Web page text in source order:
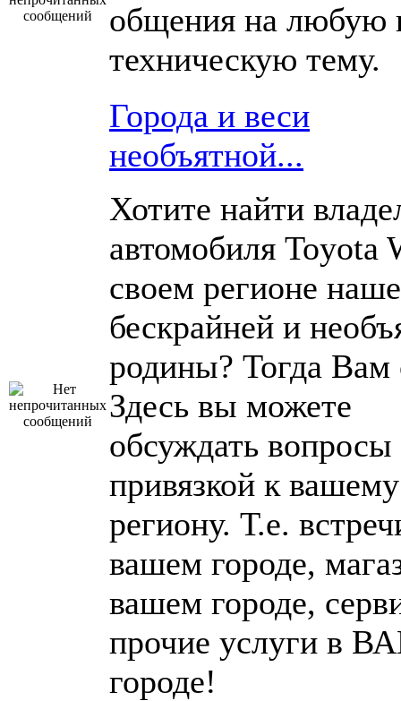
общения на любую
техническую тему.
Города и веси
необъятной...
Хотите найти
автомобиля Toyota
своем регионе
бескрайней и
родины? Тогда
Здесь вы можете
обсуждать вопросы
привязкой к вашему
региону. Т.е.
вашем городе,
вашем городе,
прочие услуги в
городе!